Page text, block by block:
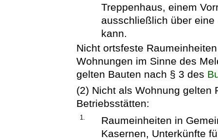
Treppenhaus, einem
ausschließlich über
kann.
Nicht ortsfeste
Wohnungen im Sinne des
gelten Bauten nach § 3 des
(2) Nicht als Wohnung gelten
Betriebsstätten:
1.
Raumeinheiten in
Kasernen, Unterkünfte